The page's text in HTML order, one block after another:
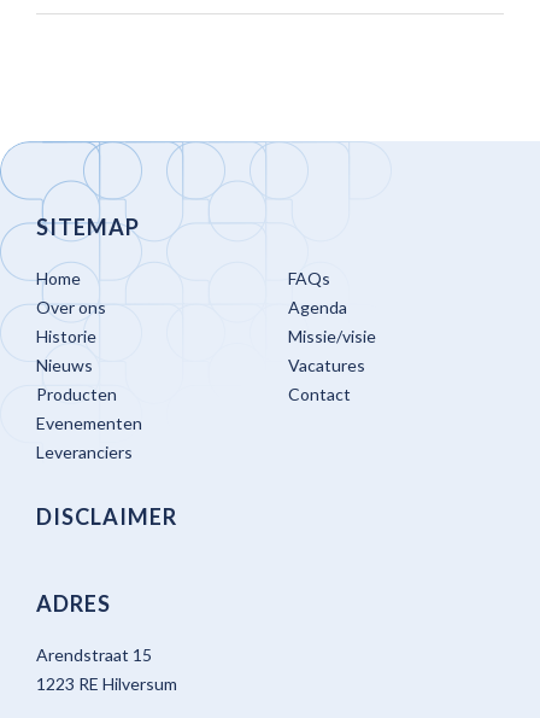
SITEMAP
Home
Over ons
Historie
Nieuws
Producten
Evenementen
Leveranciers
FAQs
Agenda
Missie/visie
Vacatures
Contact
DISCLAIMER
ADRES
Arendstraat 15
1223 RE Hilversum